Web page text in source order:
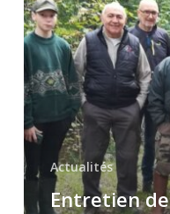
Bonson
le
01
octobre
2022
Actualités
Entretien de